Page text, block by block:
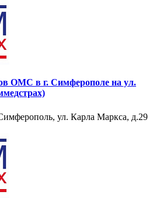
ОМС в г. Симферополе на ул.
ул. Карла Маркса, д.29